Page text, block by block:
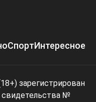
СпортИнтересное
зарегистрирован
свидетельства №